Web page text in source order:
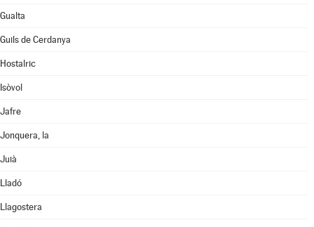
Gualta
Guils de Cerdanya
Hostalric
Isòvol
Jafre
Jonquera, la
Juià
Lladó
Llagostera